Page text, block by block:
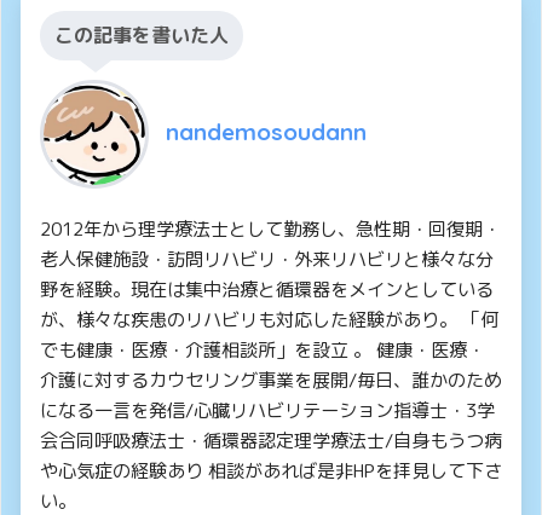
この記事を書いた人
nandemosoudann
2012年から理学療法士として勤務し、急性期・回復期・
老人保健施設・訪問リハビリ・外来リハビリと様々な分
野を経験。現在は集中治療と循環器をメインとしている
が、様々な疾患のリハビリも対応した経験があり。 「何
でも健康・医療・介護相談所」を設立 。 健康・医療・
介護に対するカウセリング事業を展開/毎日、誰かのため
になる一言を発信/心臓リハビリテーション指導士・3学
会合同呼吸療法士・循環器認定理学療法士/自身もうつ病
や心気症の経験あり 相談があれば是非HPを拝見して下さ
い。